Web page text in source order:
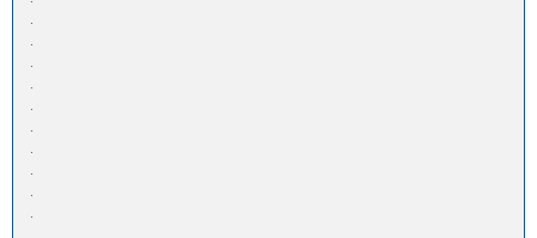
.
.
.
.
.
.
.
.
.
.
.